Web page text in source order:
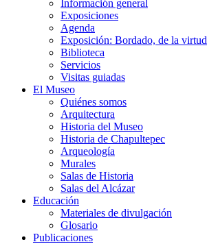
Información general
Exposiciones
Agenda
Exposición: Bordado, de la virtud
Biblioteca
Servicios
Visitas guiadas
El Museo
Quiénes somos
Arquitectura
Historia del Museo
Historia de Chapultepec
Arqueología
Murales
Salas de Historia
Salas del Alcázar
Educación
Materiales de divulgación
Glosario
Publicaciones